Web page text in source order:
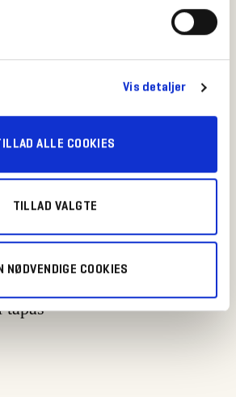
Vis detaljer
ALLE COOKIES
TILLAD VALGTE
NØDVENDIGE COOKIES